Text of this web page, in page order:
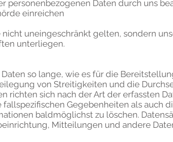
personenbezogenen Daten durch uns
einreichen
nicht uneingeschränkt gelten, sondern
unterliegen.
so lange, wie es für die
von Streitigkeiten und die
richten sich nach der Art der erfassten
Gegebenheiten als auch
baldmöglichst zu löschen.
Mitteilungen und andere